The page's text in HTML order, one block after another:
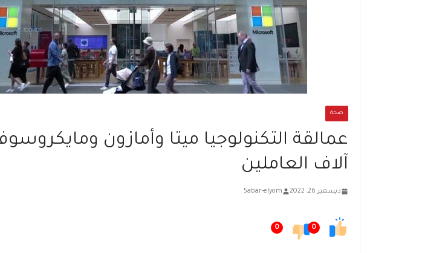
صحة
عمالقة التكنولوجيا ميتا وأمازون
آلاف العاملين
ديسمبر 26, 2022 5abar-elyom
0
0